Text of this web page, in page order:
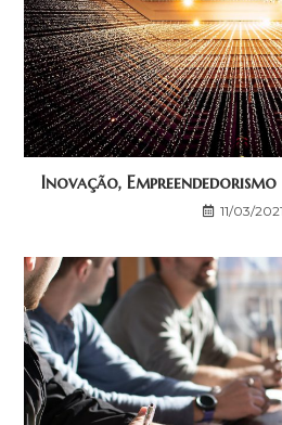
Inovação,
11/03/2021